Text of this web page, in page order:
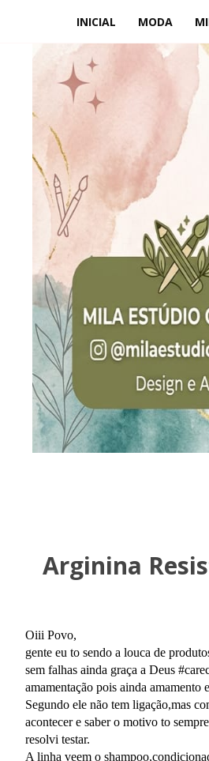
INICIAL MODA
Arginina
Oiii Povo,
gente eu to sendo a louca de
sem falhas ainda graça a Deus
amamentação pois ainda amamento
Segundo ele não tem ligação,mas
acontecer e saber o motivo to
resolvi testar.
A linha veem o